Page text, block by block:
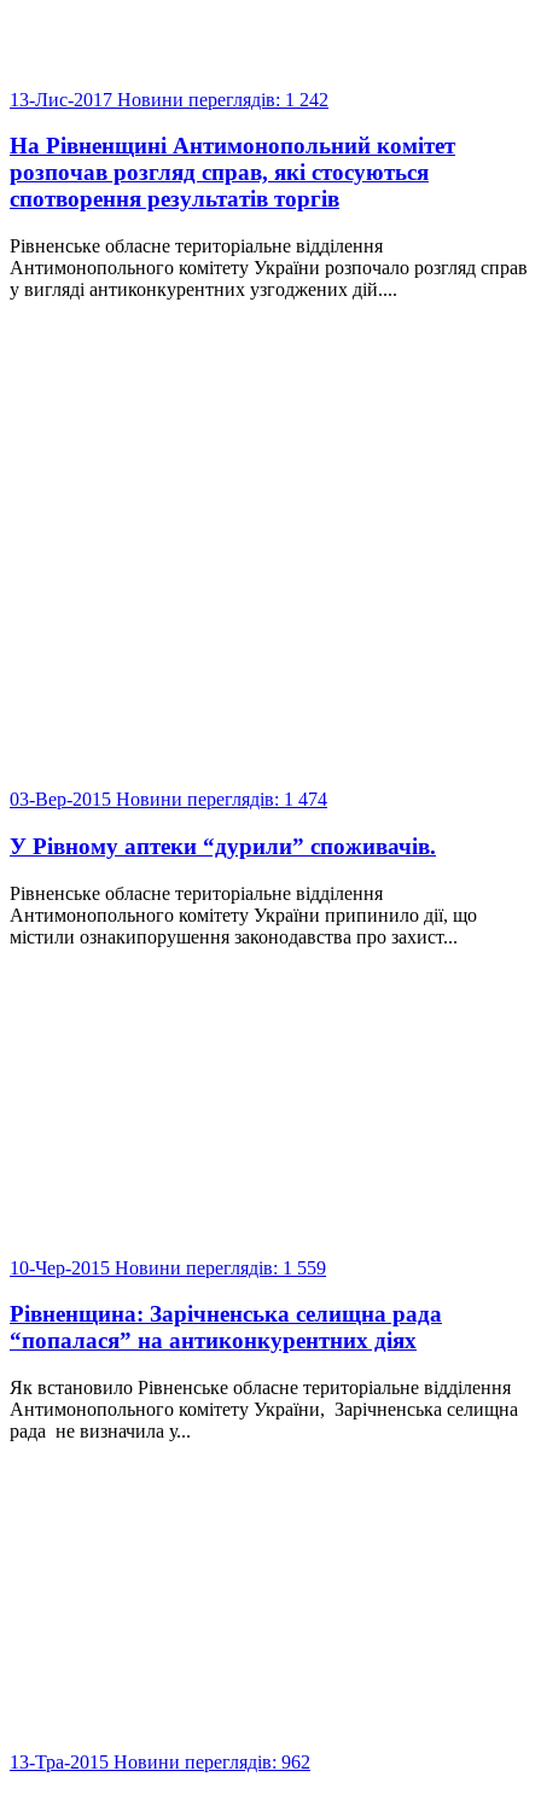
13-Лис-2017 Новини переглядів: 1 242
На Рівненщині Антимонопольний комітет
розпочав розгляд справ, які стосуються
спотворення результатів торгів
Рівненське обласне територіальне відділення
Антимонопольного комітету України розпочало розгляд справ
у вигляді антиконкурентних узгоджених дій....
03-Вер-2015 Новини переглядів: 1 474
У Рівному аптеки “дурили” споживачів.
Рівненське обласне територіальне відділення
Антимонопольного комітету України припинило дії, що
містили ознакипорушення законодавства про захист...
10-Чер-2015 Новини переглядів: 1 559
Рівненщина: Зарічненська селищна рада
“попалася” на антиконкурентних діях
Як встановило Рівненське обласне територіальне відділення
Антимонопольного комітету України, Зарічненська селищна
рада не визначила у...
13-Тра-2015 Новини переглядів: 962